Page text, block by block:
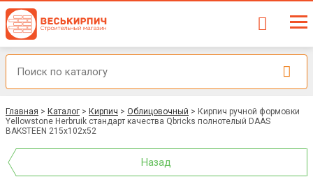
Главная > Каталог > Кирпич > Облицовочный > Кирпич ручной формовки
Yellowstone Herbruik стандарт качества Qbricks полнотелый DAAS
BAKSTEEN 215x102x52
Назад